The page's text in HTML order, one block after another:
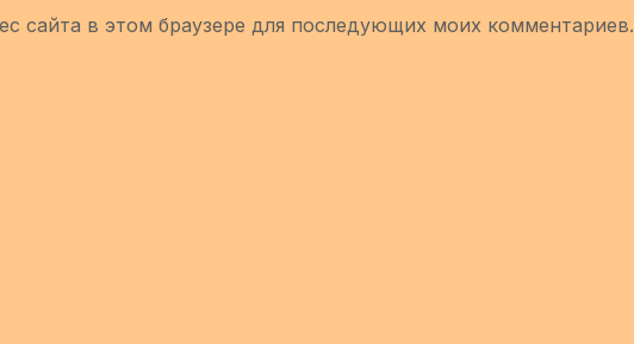
сайта в этом браузере для последующих моих комментариев.